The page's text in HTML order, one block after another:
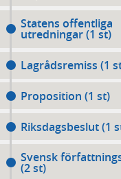
Statens offentliga
utredningar (1 st)
Lagrådsremiss (1
Proposition (1 st)
Riksdagsbeslut (1
Svensk
(2 st)